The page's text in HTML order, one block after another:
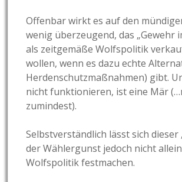
Offenbar wirkt es auf den
wenig überzeugend, das „Gewehr
als zeitgemäße Wolfspolitik
wollen, wenn es dazu echte
Herdenschutzmaßnahmen) gibt.
nicht funktionieren, ist eine Mär
zumindest).
Selbstverständlich lässt sich dieser
der Wählergunst jedoch nicht
Wolfspolitik festmachen.